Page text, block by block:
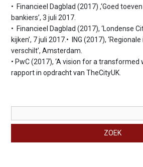
• Financieel Dagblad (2017) ,‘Goed toeven
bankiers’, 3 juli 2017.
• Financieel Dagblad (2017), ‘Londense
kijken’, 7 juli 2017.• ING (2017),
verschilt’, Amsterdam.
• PwC (2017), ‘A vision for a transformed
rapport in opdracht van TheCityUK.
ZOEK